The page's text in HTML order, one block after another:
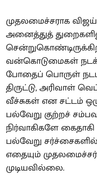
முதலமைச்சராக விஜய்
அனைத்துத்
வன்கொடுமைகள்
போதைப் பொருள்
திருட்டு, அரிவாள்
வீச்சுகள் என சட்டம்
பல்வேறு குற்றச்
நிர்வாகிகளே
பல்வேறு சர்ச்சைகளில்
எதையும்
முடியவில்லை.